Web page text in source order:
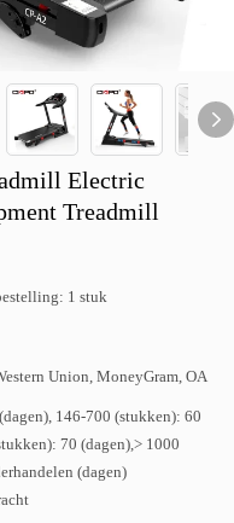
Electric
Treadmill
1 stuk
Union, MoneyGram, OA
146-700 (stukken): 60
70 (dagen),> 1000
(dagen)